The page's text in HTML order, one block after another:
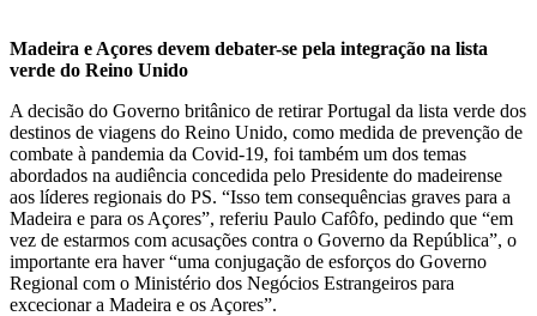
Madeira e Açores devem debater-se pela integração na lista
verde do Reino Unido
A decisão do Governo britânico de retirar Portugal da lista verde dos
destinos de viagens do Reino Unido, como medida de prevenção de
combate à pandemia da Covid-19, foi também um dos temas
abordados na audiência concedida pelo Presidente do madeirense
aos líderes regionais do PS. “Isso tem consequências graves para a
Madeira e para os Açores”, referiu Paulo Cafôfo, pedindo que “em
vez de estarmos com acusações contra o Governo da República”, o
importante era haver “uma conjugação de esforços do Governo
Regional com o Ministério dos Negócios Estrangeiros para
excecionar a Madeira e os Açores”.